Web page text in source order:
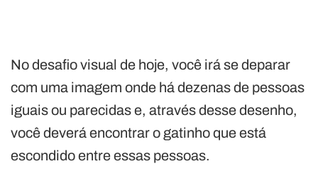
No desafio visual de hoje, você irá se deparar
com uma imagem onde há dezenas de pessoas
iguais ou parecidas e, através desse desenho,
você deverá encontrar o gatinho que está
escondido entre essas pessoas.